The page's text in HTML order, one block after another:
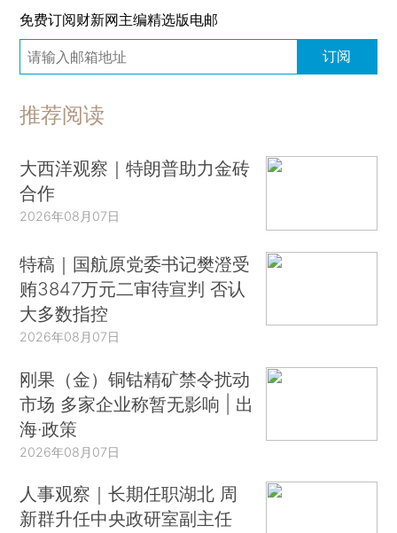
免费订阅财新网主编精选版电邮
订阅
推荐阅读
大西洋观察｜特朗普助力金砖
合作
2026年08月07日
特稿｜国航原党委书记樊澄受
贿3847万元二审待宣判 否认
大多数指控
2026年08月07日
刚果（金）铜钴精矿禁令扰动
市场 多家企业称暂无影响 | 出
海·政策
2026年08月07日
人事观察｜长期任职湖北 周
新群升任中央政研室副主任